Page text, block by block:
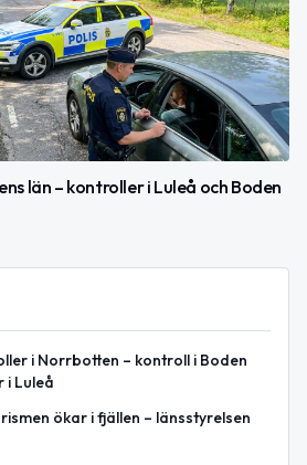
län – kontroller i Luleå och Boden
i Norrbotten – kontroll i Boden
i Luleå
ökar i fjällen – länsstyrelsen